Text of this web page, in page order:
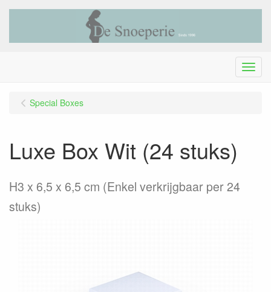
Menu
Special Boxes
Luxe Box Wit (24 stuks)
H3 x 6,5 x 6,5 cm (Enkel verkrijgbaar per 24
stuks)